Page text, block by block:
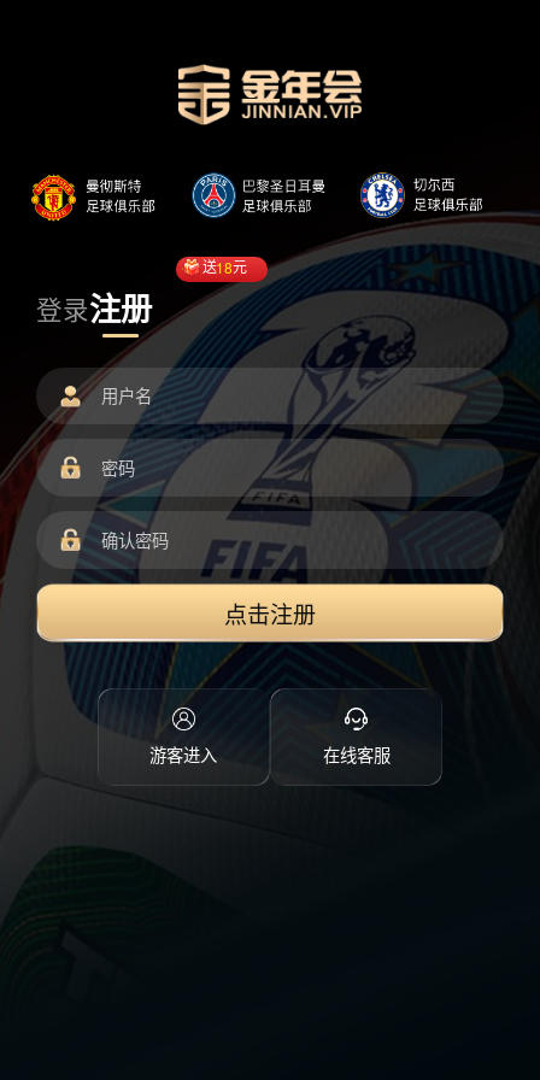
登录注册
送18元
点击注册
游客进入 在线客服